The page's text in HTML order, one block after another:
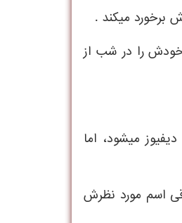
برخورد ميکند .
را در شب از
ميشود، اما
اسم مورد نظرش